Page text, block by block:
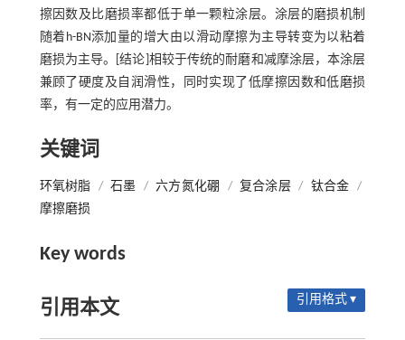
擦因数及比磨损率都低于单一颗粒涂层。涂层的磨损机制
随着h-BN添加量的增大由以滑动摩擦为主导转变为以粘着
磨损为主导。[结论]相较于传统的耐磨和减摩涂层，本涂层
兼顾了硬度及自润滑性，同时实现了低摩擦因数和低磨损
率，有一定的应用潜力。
关键词
环氧树脂 / 石墨 / 六方氮化硼 / 复合涂层 / 钛合金 /
摩擦磨损
Key words
引用本文 引用格式 ▾